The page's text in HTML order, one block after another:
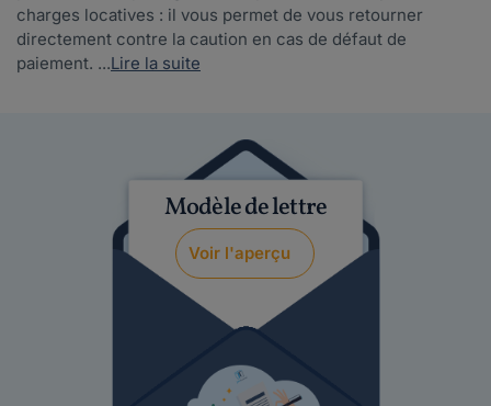
Modèle de lettre
Voir l'aperçu
charges locatives : il vous permet de vous retourner
directement contre la caution en cas de défaut de
paiement. ...Lire la suite